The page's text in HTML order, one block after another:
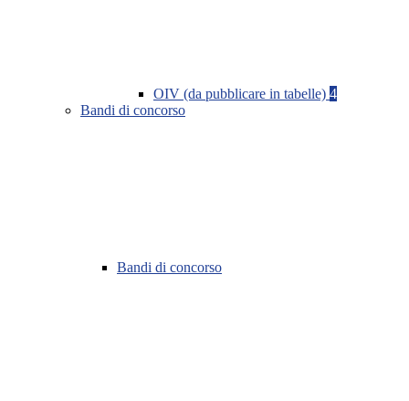
OIV (da pubblicare in tabelle) 4
Bandi di concorso
Bandi di concorso